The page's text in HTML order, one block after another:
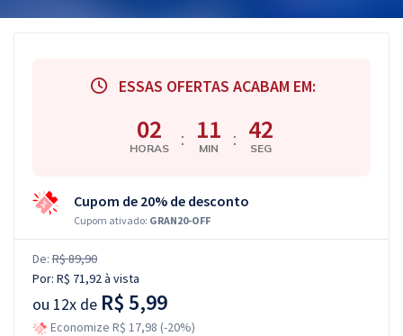
ESSAS OFERTAS ACABAM EM:
02
HORAS : 11
MIN : 41
SEG
Cupom de 20% de desconto
Cupom ativado: GRAN20-OFF
De: R$ 89,90
Por: R$ 71,92à vista
ou 12x de R$ 5,99
Economize R$ 17,98 (-20%)